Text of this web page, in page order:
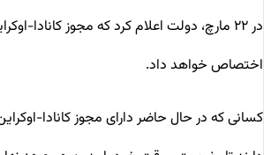
اختصاص خواهد داد.